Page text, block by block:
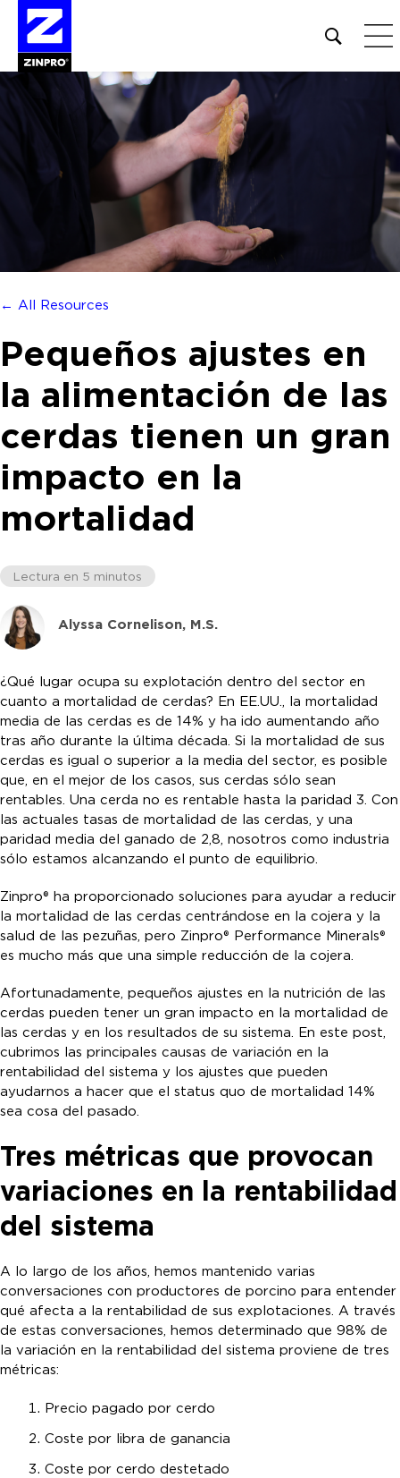
Open
site
search
Buscar:
← All Resources
Pequeños ajustes en
la alimentación de las
cerdas tienen un gran
impacto en la
mortalidad
Lectura en 5 minutos
Alyssa Cornelison, M.S.
¿Qué lugar ocupa su explotación dentro del sector en
cuanto a mortalidad de cerdas? En EE.UU., la mortalidad
media de las cerdas es de 14% y ha ido aumentando año
tras año durante la última década. Si la mortalidad de sus
cerdas es igual o superior a la media del sector, es posible
que, en el mejor de los casos, sus cerdas sólo sean
rentables. Una cerda no es rentable hasta la paridad 3. Con
las actuales tasas de mortalidad de las cerdas, y una
paridad media del ganado de 2,8, nosotros como industria
sólo estamos alcanzando el punto de equilibrio.
Zinpro® ha proporcionado soluciones para ayudar a reducir
la mortalidad de las cerdas centrándose en la cojera y la
salud de las pezuñas, pero Zinpro® Performance Minerals®
es mucho más que una simple reducción de la cojera.
Afortunadamente, pequeños ajustes en la nutrición de las
cerdas pueden tener un gran impacto en la mortalidad de
las cerdas y en los resultados de su sistema. En este post,
cubrimos las principales causas de variación en la
rentabilidad del sistema y los ajustes que pueden
ayudarnos a hacer que el status quo de mortalidad 14%
sea cosa del pasado.
Tres métricas que provocan
variaciones en la rentabilidad
del sistema
A lo largo de los años, hemos mantenido varias
conversaciones con productores de porcino para entender
qué afecta a la rentabilidad de sus explotaciones. A través
de estas conversaciones, hemos determinado que 98% de
la variación en la rentabilidad del sistema proviene de tres
métricas:
Precio pagado por cerdo
Coste por libra de ganancia
Coste por cerdo destetado